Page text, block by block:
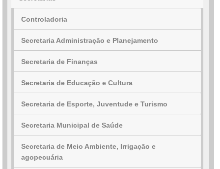
Controladoria
Secretaria Administração e Planejamento
Secretaria de Finanças
Secretaria de Educação e Cultura
Secretaria de Esporte, Juventude e Turismo
Secretaria Municipal de Saúde
Secretaria de Meio Ambiente, Irrigação e
agopecuária